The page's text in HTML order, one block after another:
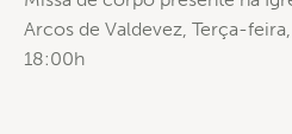
Arcos de Valdevez, Terça-
18:00h